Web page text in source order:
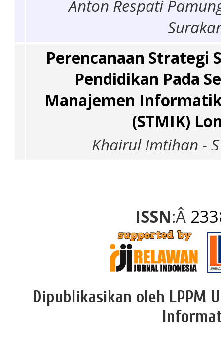
Anton Respati
Perencanaan Strategi
Pendidikan Pada
Manajemen
(STMIK)
Khairul Imtihan -
ISSN:Â
Dipublikasikan oleh LPPM